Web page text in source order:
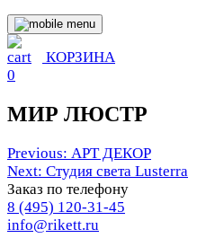
КОРЗИНА
0
МИР ЛЮСТР
Навигация
по
записям
Previous: АРТ ДЕКОР
Next: Студия света Lusterra
Заказ по телефону
8 (495) 120-31-45
info@rikett.ru